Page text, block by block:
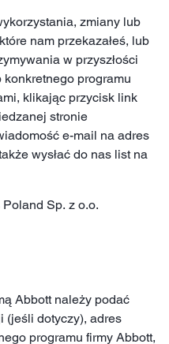
zmiany lub
nam przekazałeś, lub
w przyszłości
programu
klikając przycisk link
stronie
e-mail na adres
wysłać do nas list na
Sp. z o.o.
Abbott należy podać
(jeśli dotyczy), adres
programu firmy Abbott,